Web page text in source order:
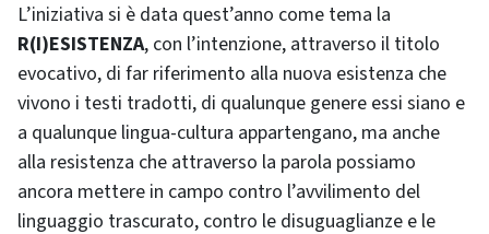
L’iniziativa si è data quest’anno come tema la
R(I)ESISTENZA, con l’intenzione, attraverso il titolo
evocativo, di far riferimento alla nuova esistenza che
vivono i testi tradotti, di qualunque genere essi siano e
a qualunque lingua-cultura appartengano, ma anche
alla resistenza che attraverso la parola possiamo
ancora mettere in campo contro l’avvilimento del
linguaggio trascurato, contro le disuguaglianze e le